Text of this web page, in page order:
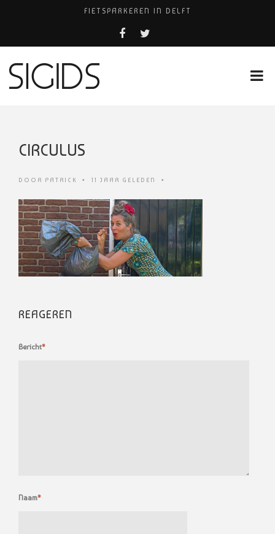
FIETSPARKEREN IN DELFT
PIZZERIA POMPEÏ ￼
COCKTAILS ON THE SPOT!
CIRCULUS
DOOR PATRICK • 11 JAAR GELEDEN •
REAGEREN
Bericht*
Naam*